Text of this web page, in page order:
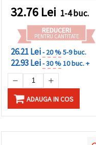
Croșetat & Proiecte
Decorative Handmade
32.76 Lei 1-4 buc.
REDUCERI
PENTRU CANTITATE
26.21 Lei- 20 %5-9 buc.
22.93 Lei- 30 %10 buc. +
ADAUGA IN COS